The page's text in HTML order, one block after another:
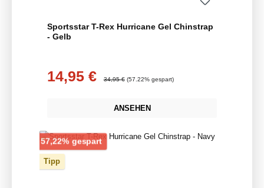
Sportsstar T-Rex Hurricane Gel Chinstrap
- Gelb
Verkaufspreis:
14,95 € 34,95 € (57.22% gespart)
ANSEHEN
57,22% gespartRabatt
Tipp